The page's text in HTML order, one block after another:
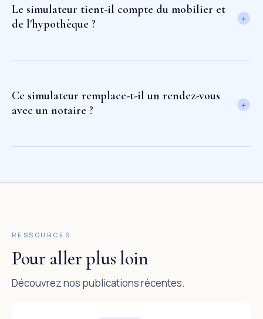
Le simulateur tient-il compte du mobilier et
de l'hypothèque ?
Ce simulateur remplace-t-il un rendez-vous
avec un notaire ?
RESSOURCES
Pour aller plus loin
Découvrez nos publications récentes.